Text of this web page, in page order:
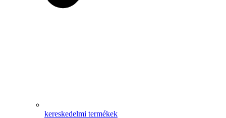
kereskedelmi termékek